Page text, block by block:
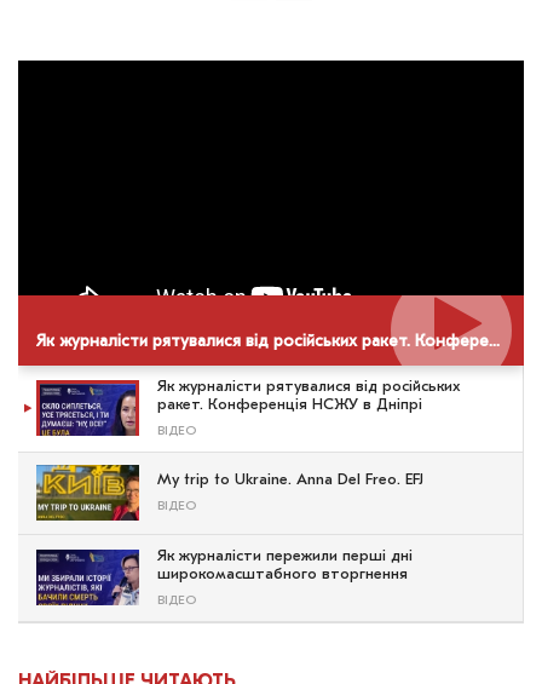
Як журналісти рятувалися від російських ракет. Конференція НСЖУ в Дніпрі
Як журналісти рятувалися від російських
ракет. Конференція НСЖУ в Дніпрі
ВІДЕО
My trip to Ukraine. Anna Del Freo. EFJ
ВІДЕО
Як журналісти пережили перші дні
широкомасштабного вторгнення
ВІДЕО